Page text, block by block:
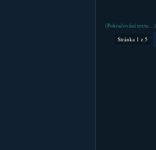
(Pokračování textu…)
Stránka 1 z 5